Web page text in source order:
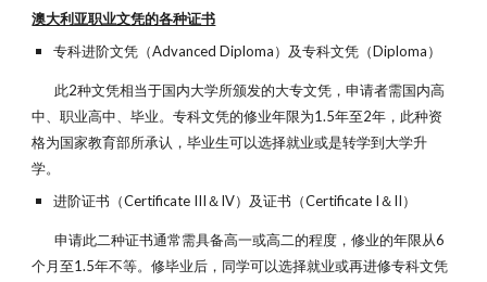
澳大利亚职业文凭的各种证书
专科进阶文凭（Advanced Diploma）及专科文凭（Diploma）
此2种文凭相当于国内大学所颁发的大专文凭，申请者需国内高
中、职业高中、毕业。专科文凭的修业年限为1.5年至2年，此种资
格为国家教育部所承认，毕业生可以选择就业或是转学到大学升
学。
进阶证书（Certificate III＆IV）及证书（Certificate I＆II）
申请此二种证书通常需具备高一或高二的程度，修业的年限从6
个月至1.5年不等。修毕业后，同学可以选择就业或再进修专科文凭